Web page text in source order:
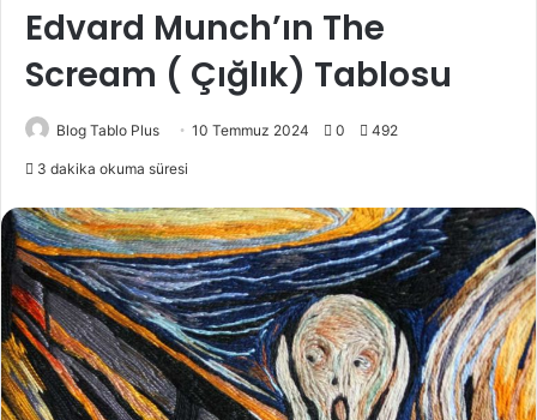
Edvard Munch’ın The
Scream ( Çığlık) Tablosu
Blog Tablo Plus 10 Temmuz 2024 0 492
3 dakika okuma süresi